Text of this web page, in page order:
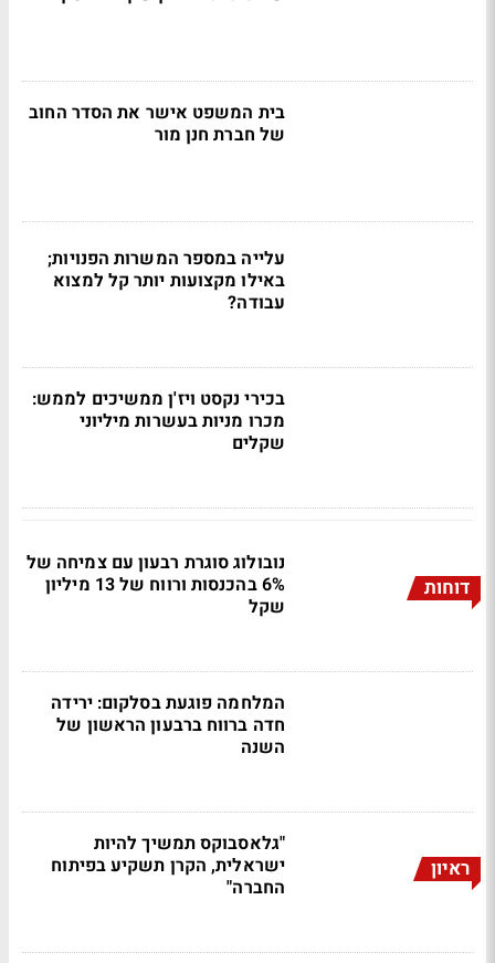
בית המשפט אישר את הסדר החוב
של חברת חנן מור
עלייה במספר המשרות הפנויות;
באילו מקצועות יותר קל למצוא
עבודה?
בכירי נקסט ויז'ן ממשיכים לממש:
מכרו מניות בעשרות מיליוני
שקלים
דוחות
נובולוג סוגרת רבעון עם צמיחה של
6% בהכנסות ורווח של 13 מיליון
שקל
המלחמה פוגעת בסלקום: ירידה
חדה ברווח ברבעון הראשון של
השנה
ראיון
"גלאסבוקס תמשיך להיות
ישראלית, הקרן תשקיע בפיתוח
החברה"